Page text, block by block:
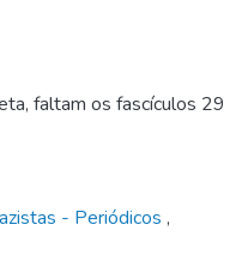
faltam os fascículos 29
- Periódicos ,